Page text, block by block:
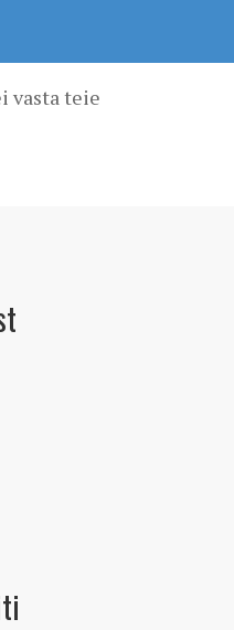
vasta teie